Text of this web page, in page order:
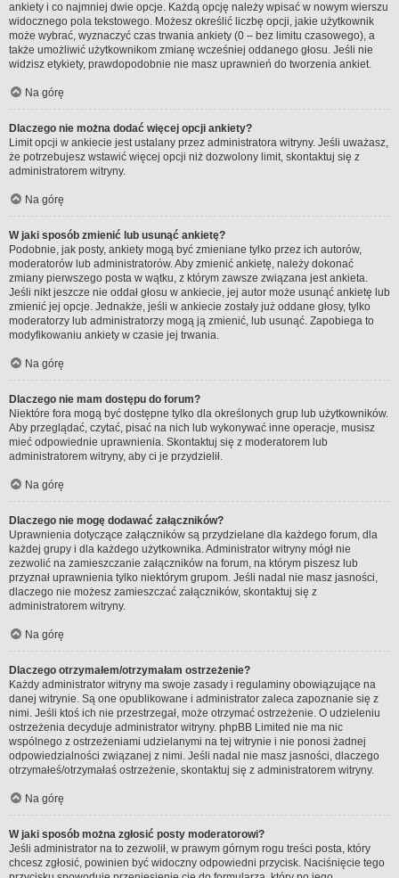
ankiety i co najmniej dwie opcje. Każdą opcję należy wpisać w nowym wierszu
widocznego pola tekstowego. Możesz określić liczbę opcji, jakie użytkownik
może wybrać, wyznaczyć czas trwania ankiety (0 – bez limitu czasowego), a
także umożliwić użytkownikom zmianę wcześniej oddanego głosu. Jeśli nie
widzisz etykiety, prawdopodobnie nie masz uprawnień do tworzenia ankiet.
Na górę
Dlaczego nie można dodać więcej opcji ankiety?
Limit opcji w ankiecie jest ustalany przez administratora witryny. Jeśli uważasz,
że potrzebujesz wstawić więcej opcji niż dozwolony limit, skontaktuj się z
administratorem witryny.
Na górę
W jaki sposób zmienić lub usunąć ankietę?
Podobnie, jak posty, ankiety mogą być zmieniane tylko przez ich autorów,
moderatorów lub administratorów. Aby zmienić ankietę, należy dokonać
zmiany pierwszego posta w wątku, z którym zawsze związana jest ankieta.
Jeśli nikt jeszcze nie oddał głosu w ankiecie, jej autor może usunąć ankietę lub
zmienić jej opcje. Jednakże, jeśli w ankiecie zostały już oddane głosy, tylko
moderatorzy lub administratorzy mogą ją zmienić, lub usunąć. Zapobiega to
modyfikowaniu ankiety w czasie jej trwania.
Na górę
Dlaczego nie mam dostępu do forum?
Niektóre fora mogą być dostępne tylko dla określonych grup lub użytkowników.
Aby przeglądać, czytać, pisać na nich lub wykonywać inne operacje, musisz
mieć odpowiednie uprawnienia. Skontaktuj się z moderatorem lub
administratorem witryny, aby ci je przydzielił.
Na górę
Dlaczego nie mogę dodawać załączników?
Uprawnienia dotyczące załączników są przydzielane dla każdego forum, dla
każdej grupy i dla każdego użytkownika. Administrator witryny mógł nie
zezwolić na zamieszczanie załączników na forum, na którym piszesz lub
przyznał uprawnienia tylko niektórym grupom. Jeśli nadal nie masz jasności,
dlaczego nie możesz zamieszczać załączników, skontaktuj się z
administratorem witryny.
Na górę
Dlaczego otrzymałem/otrzymałam ostrzeżenie?
Każdy administrator witryny ma swoje zasady i regulaminy obowiązujące na
danej witrynie. Są one opublikowane i administrator zaleca zapoznanie się z
nimi. Jeśli ktoś ich nie przestrzegał, może otrzymać ostrzeżenie. O udzieleniu
ostrzeżenia decyduje administrator witryny. phpBB Limited nie ma nic
wspólnego z ostrzeżeniami udzielanymi na tej witrynie i nie ponosi żadnej
odpowiedzialności związanej z nimi. Jeśli nadal nie masz jasności, dlaczego
otrzymałeś/otrzymałaś ostrzeżenie, skontaktuj się z administratorem witryny.
Na górę
W jaki sposób można zgłosić posty moderatorowi?
Jeśli administrator na to zezwolił, w prawym górnym rogu treści posta, który
chcesz zgłosić, powinien być widoczny odpowiedni przycisk. Naciśnięcie tego